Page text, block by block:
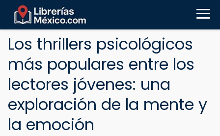
Los thrillers psicológicos
más populares entre los
lectores jóvenes: una
exploración de la mente y
la emoción